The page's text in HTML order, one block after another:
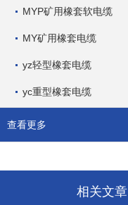
MYP矿用橡套软电缆
MY矿用橡套电缆
yz轻型橡套电缆
yc重型橡套电缆
查看更多
相关文章